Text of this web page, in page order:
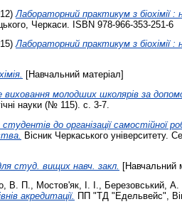
Лабораторний практикум з біохімії :
Черкаси. ISBN 978-966-353-251-6
Лабораторний практикум з біохімії
[Навчальний матеріал]
молодших школярів за
науки (№ 115). с. 3-7.
до організації самостійної
Вісник Черкаського університету.
студ. вищих навч. закл.
[Навчальний
В. П., Мостов'як, І. І., Березовський, А.
акредитації. ПП "ТД "Едельвейс",